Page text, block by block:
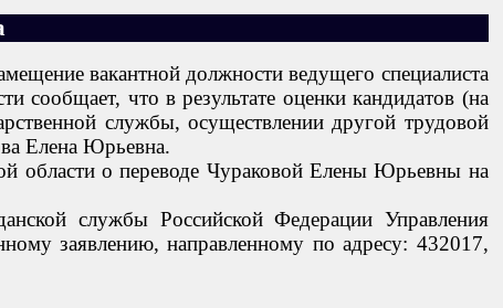
вакантной должности ведущего специалиста
сообщает, что в результате оценки кандидатов (на
службы, осуществлении другой трудовой
Елена Юрьевна.
области о переводе Чураковой Елены Юрьевны на
службы Российской Федерации Управления
заявлению, направленному по адресу: 432017,